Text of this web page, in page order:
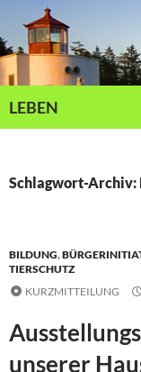
Inhalt
springen
LEBEN
Schlagwort-
BILDUNG,
TIERSCHUTZ
KURZMITTEILUNG
unserer